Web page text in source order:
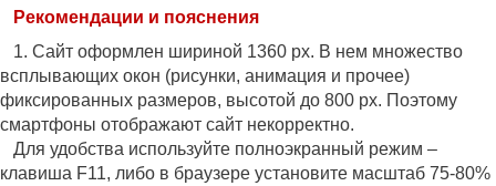
Рекомендации и пояснения
1. Сайт оформлен шириной 1360 px. В нем множество
всплывающих окон (рисунки, анимация и прочее)
фиксированных размеров, высотой до 800 px. Поэтому
смартфоны отображают сайт некорректно.
Для удобства используйте полноэкранный режим –
клавиша F11, либо в браузере установите масштаб 75-80%